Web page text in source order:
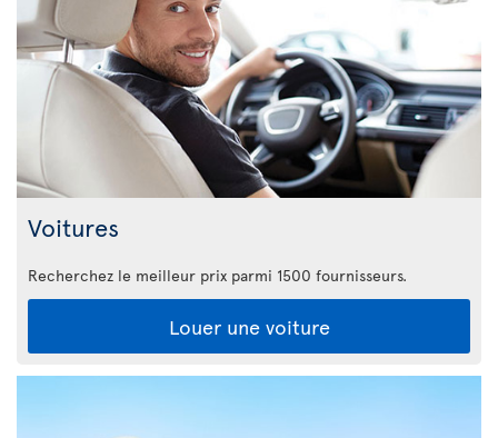
Voitures
Recherchez le meilleur prix parmi 1500 fournisseurs.
Louer une voiture